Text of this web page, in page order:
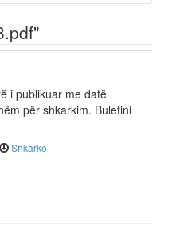
i publikuar me datë
për shkarkim. Buletini
Shkarko